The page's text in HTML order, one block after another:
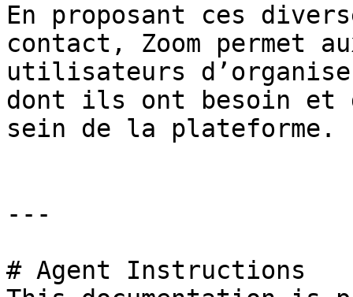
En proposant ces
contact, Zoom permet
utilisateurs
dont ils ont besoin et
sein de la plateforme.
---
# Agent Instructions